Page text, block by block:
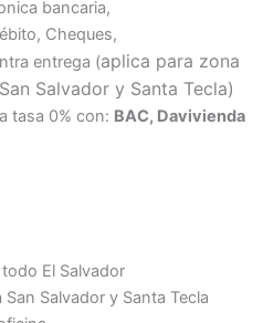
bancaria,
Cheques,
entrega (aplica para zona
Salvador y Santa Tecla)
tasa 0% con: BAC, Davivienda
El Salvador
Salvador y Santa Tecla